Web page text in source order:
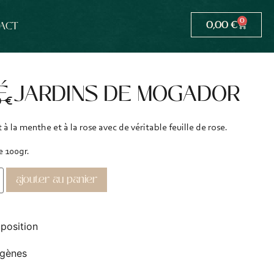
0,00€ 0
JARDINS DE MOGADOR
€
à la menthe et à la rose avec de véritable feuille de rose.
100gr.
ajouter au panier